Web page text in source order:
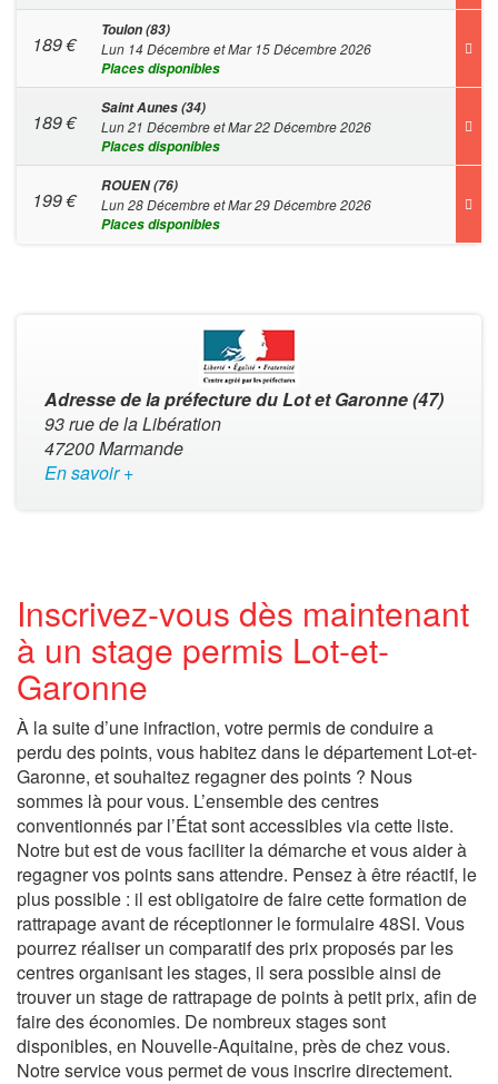
189€
Toulon (83)
Lun 14 Décembre et Mar 15 Décembre 2026
Places disponibles
189€
Saint Aunes (34)
Lun 21 Décembre et Mar 22 Décembre 2026
Places disponibles
199€
ROUEN (76)
Lun 28 Décembre et Mar 29 Décembre 2026
Places disponibles
Adresse de la préfecture du Lot et Garonne (47)
93 rue de la Libération
47200 Marmande
En savoir +
Inscrivez-vous dès maintenant
à un stage permis Lot-et-
Garonne
À la suite d’une infraction, votre permis de conduire a
perdu des points, vous habitez dans le département Lot-et-
Garonne, et souhaitez regagner des points ? Nous
sommes là pour vous. L’ensemble des centres
conventionnés par l’État sont accessibles via cette liste.
Notre but est de vous faciliter la démarche et vous aider à
regagner vos points sans attendre. Pensez à être réactif, le
plus possible : il est obligatoire de faire cette formation de
rattrapage avant de réceptionner le formulaire 48SI. Vous
pourrez réaliser un comparatif des prix proposés par les
centres organisant les stages, il sera possible ainsi de
trouver un stage de rattrapage de points à petit prix, afin de
faire des économies. De nombreux stages sont
disponibles, en Nouvelle-Aquitaine, près de chez vous.
Notre service vous permet de vous inscrire directement.